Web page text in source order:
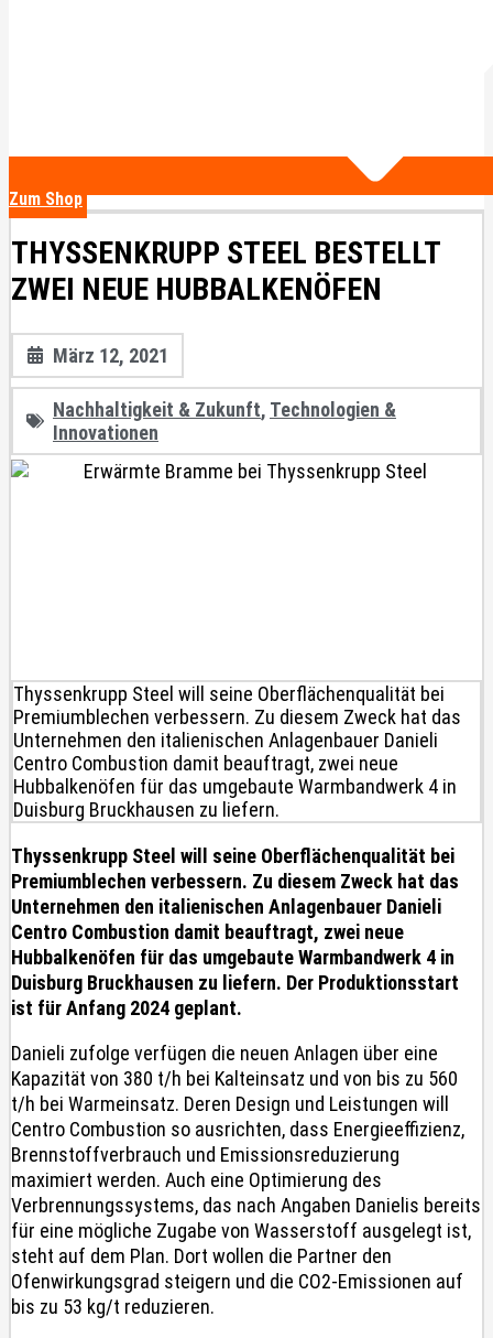
Zum Shop
THYSSENKRUPP STEEL BESTELLT
ZWEI NEUE HUBBALKENÖFEN
März 12, 2021
Nachhaltigkeit & Zukunft, Technologien &
Innovationen
Thyssenkrupp Steel will seine Oberflächenqualität bei
Premiumblechen verbessern. Zu diesem Zweck hat das
Unternehmen den italienischen Anlagenbauer Danieli
Centro Combustion damit beauftragt, zwei neue
Hubbalkenöfen für das umgebaute Warmbandwerk 4 in
Duisburg Bruckhausen zu liefern.
Thyssenkrupp Steel will seine Oberflächenqualität bei
Premiumblechen verbessern. Zu diesem Zweck hat das
Unternehmen den italienischen Anlagenbauer Danieli
Centro Combustion damit beauftragt, zwei neue
Hubbalkenöfen für das umgebaute Warmbandwerk 4 in
Duisburg Bruckhausen zu liefern. Der Produktionsstart
ist für Anfang 2024 geplant.
Danieli zufolge verfügen die neuen Anlagen über eine
Kapazität von 380 t/h bei Kalteinsatz und von bis zu 560
t/h bei Warmeinsatz. Deren Design und Leistungen will
Centro Combustion so ausrichten, dass Energieeffizienz,
Brennstoffverbrauch und Emissionsreduzierung
maximiert werden. Auch eine Optimierung des
Verbrennungssystems, das nach Angaben Danielis bereits
für eine mögliche Zugabe von Wasserstoff ausgelegt ist,
steht auf dem Plan. Dort wollen die Partner den
Ofenwirkungsgrad steigern und die CO2-Emissionen auf
bis zu 53 kg/t reduzieren.